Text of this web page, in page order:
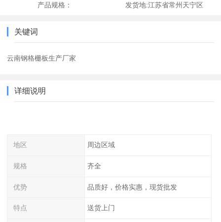
产品规格： 发货地:江苏省常州天宁区
关键词
云南钢格栅板生产厂家
详细说明
地区 周边区域
规格 齐全
优势 品质好，价格实惠，现货批发
特点 送货上门